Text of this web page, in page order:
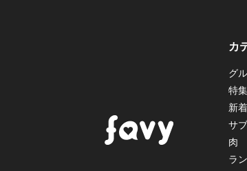
カ
グ
特集
新
サ
肉
ラ